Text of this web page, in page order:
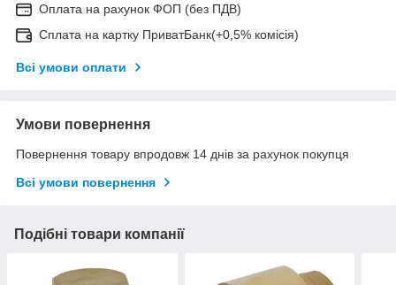
Оплата на рахунок ФОП (без ПДВ)
Сплата на картку ПриватБанк(+0,5% комісія)
Всі умови оплати
Умови повернення
Повернення товару впродовж 14 днів за рахунок покупця
Всі умови повернення
Подібні товари компанії